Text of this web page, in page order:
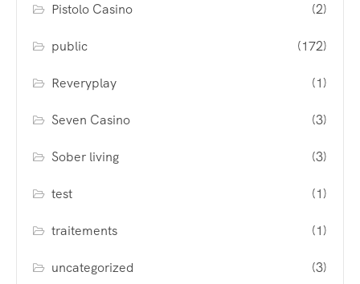
Pistolo Casino (2)
public (172)
Reveryplay (1)
Seven Casino (3)
Sober living (3)
test (1)
traitements (1)
uncategorized (3)